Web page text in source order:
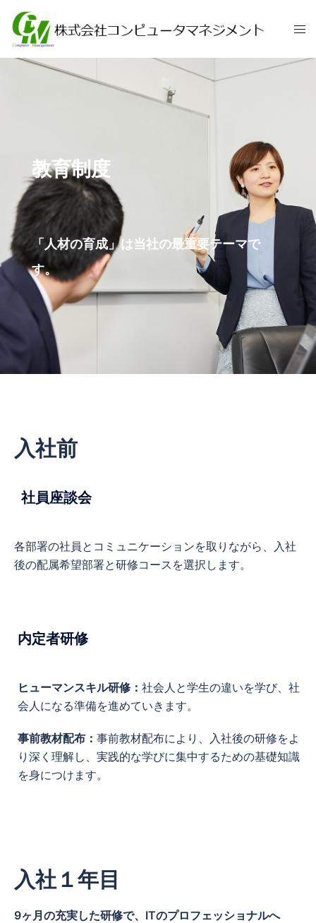
教育制度
「人材の育成」は当社の最重要テーマで
す。
入社前
社員座談会
各部署の社員とコミュニケーションを取りながら、入社
後の配属希望部署と研修コースを選択します。
内定者研修
ヒューマンスキル研修： 社会人と学生の違いを学び、社
会人になる準備を進めていきます。
事前教材配布： 事前教材配布により、入社後の研修をよ
り深く理解し、実践的な学びに集中するための基礎知識
を身につけます。
入社１年目
9ヶ月の充実した研修で、ITのプロフェッショナルへ